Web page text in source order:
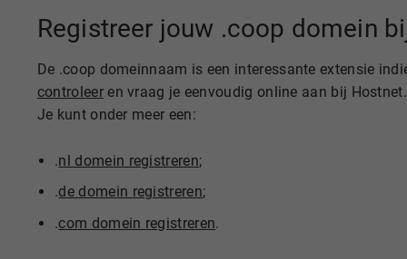
Registreer jouw .coop domein
De .coop domeinnaam is een interessante extensie
controleeren vraag je eenvoudig online aan bij
Je kunt onder meer een:
.nl domein registreren;
.de domein registreren;
.com domein registreren.